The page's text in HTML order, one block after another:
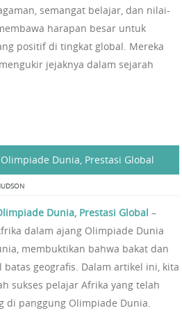
semangat belajar, dan nilai-
harapan besar untuk
positif di tingkat global. Mereka
jejaknya dalam sejarah
Dunia, Prestasi Global
Dunia, Prestasi Global –
dalam ajang Olimpiade Dunia
membuktikan bahwa bakat dan
geografis. Dalam artikel ini, kita
sukses pelajar Afrika yang telah
di panggung Olimpiade Dunia.